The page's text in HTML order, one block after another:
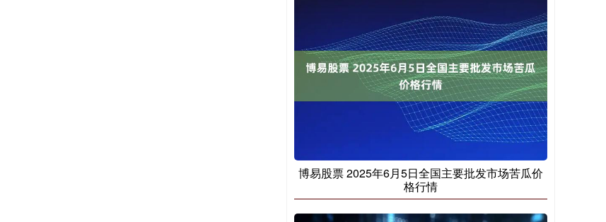
博易股票 2025年6月5日全国主要批发市场苦瓜价
格行情